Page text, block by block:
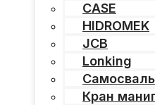
CASE
HIDROMEK
JCB
Lonking
Кран